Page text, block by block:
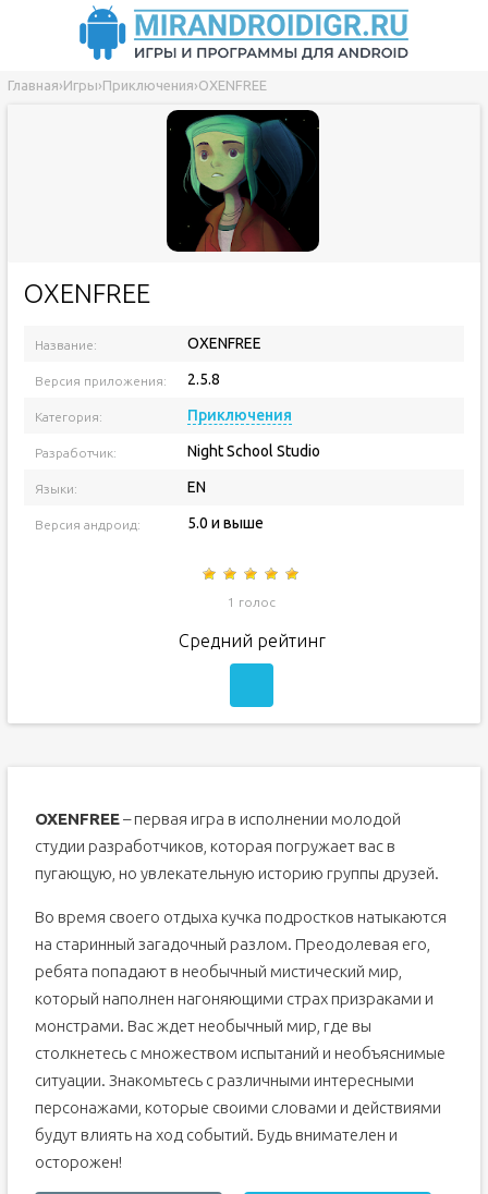
Главная›Игры›Приключения›OXENFREE
OXENFREE
Название: OXENFREE
Версия приложения: 2.5.8
Категория: Приключения
Разработчик: Night School Studio
Языки: EN
Версия андроид: 5.0 и выше
1 голос
Средний рейтинг
OXENFREE– первая игра в исполнении молодой
студии разработчиков, которая погружает вас в
пугающую, но увлекательную историю группы друзей.
Во время своего отдыха кучка подростков натыкаются
на старинный загадочный разлом. Преодолевая его,
ребята попадают в необычный мистический мир,
который наполнен нагоняющими страх призраками и
монстрами. Вас ждет необычный мир, где вы
столкнетесь с множеством испытаний и необъяснимые
ситуации. Знакомьтесь с различными интересными
персонажами, которые своими словами и действиями
будут влиять на ход событий. Будь внимателен и
осторожен!